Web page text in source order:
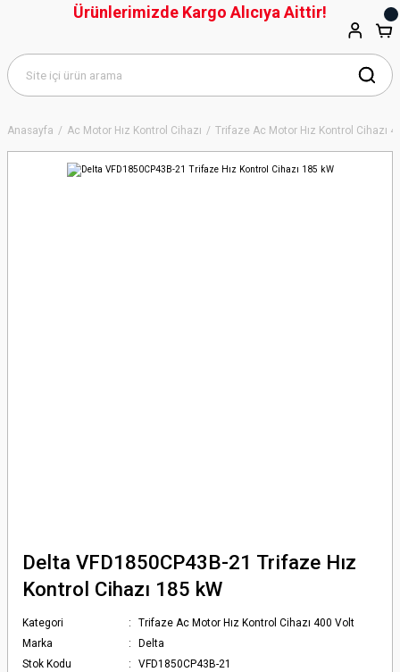
Anasayfa Ac Motor Hız Kontrol Cihazı Trifaze Ac Motor Hız Kontrol Cihazı
Delta VFD1850CP43B-21 Trifaze Hız
Kontrol Cihazı 185 kW
Kategori
Trifaze Ac Motor Hız Kontrol Cihazı 400 Volt
Marka
Delta
Stok Kodu
VFD1850CP43B-21
Ürünlerimizde Kargo Alıcıya Aittir!